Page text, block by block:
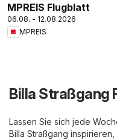
MPREIS Flugblatt
06.08. - 12.08.2026
MPREIS
Billa Straßgang
Lassen Sie sich jede
Billa Straßgang